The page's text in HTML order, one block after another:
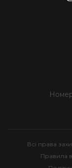
Номер
Всі права
Правила